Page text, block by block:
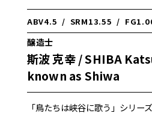
ABV4.5 / SRM13.55 / FG
醸造士
斯波 克幸 / SHIBA
known as Shiwa
「鳥たちは峡谷に歌う」シリー